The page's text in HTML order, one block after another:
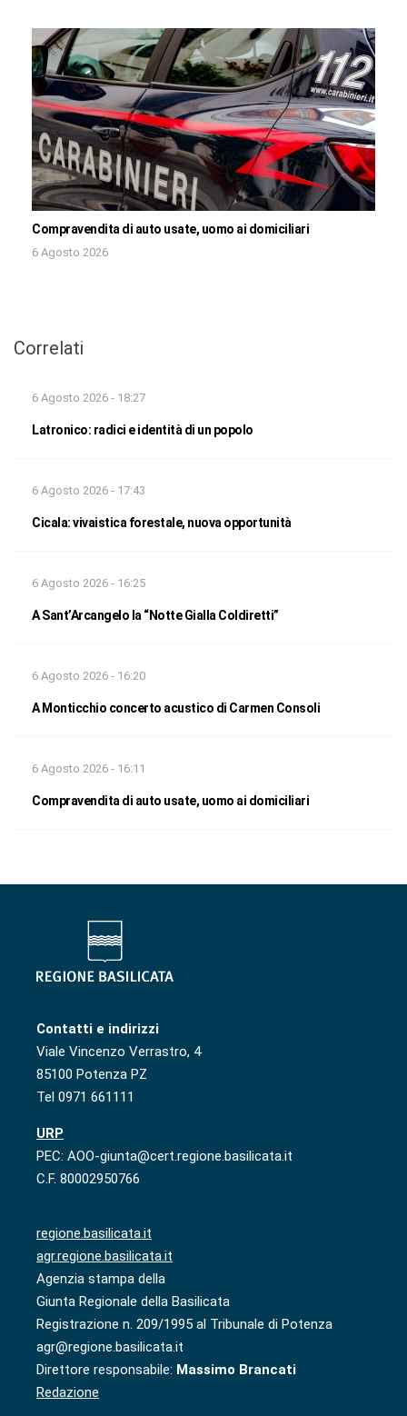
Compravendita di auto usate, uomo ai domiciliari
6 Agosto 2026
Correlati
6 Agosto 2026 - 18:27
Latronico: radici e identità di un popolo
6 Agosto 2026 - 17:43
Cicala: vivaistica forestale, nuova opportunità
6 Agosto 2026 - 16:25
A Sant’Arcangelo la “Notte Gialla Coldiretti”
6 Agosto 2026 - 16:20
A Monticchio concerto acustico di Carmen Consoli
6 Agosto 2026 - 16:11
Compravendita di auto usate, uomo ai domiciliari
Contatti e indirizzi
Viale Vincenzo Verrastro, 4
85100 Potenza PZ
Tel 0971 661111
URP
PEC: AOO-giunta@cert.regione.basilicata.it
C.F. 80002950766
regione.basilicata.it
agr.regione.basilicata.it
Agenzia stampa della
Giunta Regionale della Basilicata
Registrazione n. 209/1995 al Tribunale di Potenza
agr@regione.basilicata.it
Direttore responsabile: Massimo Brancati
Redazione